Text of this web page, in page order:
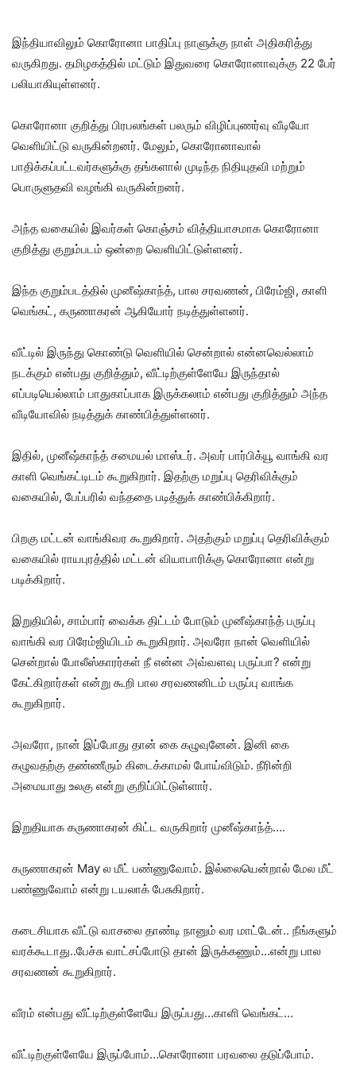
இந்தியாவிலும் கொரோனா பாதிப்பு நாளுக்கு நாள் அதிகரித்து
வருகிறது. தமிழகத்தில் மட்டும் இதுவரை கொரோனாவுக்கு 22 பேர்
பலியாகியுள்ளனர்.
கொரோனா குறித்து பிரபலங்கள் பலரும் விழிப்புணர்வு வீடியோ
வெளியிட்டு வருகின்றனர். மேலும், கொரோனாவால்
பாதிக்கப்பட்டவர்களுக்கு தங்களால் முடிந்த நிதியுதவி மற்றும்
பொருளுதவி வழங்கி வருகின்றனர்.
அந்த வகையில் இவர்கள் கொஞ்சம் வித்தியாசமாக கொரோனா
குறித்து குறும்படம் ஒன்றை வெளியிட்டுள்ளனர்.
இந்த குறும்படத்தில் முனீஷ்காந்த், பால சரவணன், பிரேம்ஜி, காளி
வெங்கட், கருணாகரன் ஆகியோர் நடித்துள்ளனர்.
வீட்டில் இருந்து கொண்டு வெளியில் சென்றால் என்னவெல்லாம்
நடக்கும் என்பது குறித்தும், வீட்டிற்குள்ளேயே இருந்தால்
எப்படியெல்லாம் பாதுகாப்பாக இருக்கலாம் என்பது குறித்தும் அந்த
வீடியோவில் நடித்துக் காண்பித்துள்ளனர்.
இதில், முனீஷ்காந்த் சமையல் மாஸ்டர். அவர் பார்பிக்யூ வாங்கி வர
காளி வெங்கட்டிடம் கூறுகிறார். இதற்கு மறுப்பு தெரிவிக்கும்
வகையில், பேப்பரில் வந்ததை படித்துக் காண்பிக்கிறார்.
பிறகு மட்டன் வாங்கிவர கூறுகிறார். அதற்கும் மறுப்பு தெரிவிக்கும்
வகையில் ராயபுரத்தில் மட்டன் வியாபாரிக்கு கொரோனா என்று
படிக்கிறார்.
இறுதியில், சாம்பார் வைக்க திட்டம் போடும் முனீஷ்காந்த் பருப்பு
வாங்கி வர பிரேம்ஜியிடம் கூறுகிறார். அவரோ நான் வெளியில்
சென்றால் போலீஸ்காரர்கள் நீ என்ன அவ்வளவு பருப்பா? என்று
கேட்கிறார்கள் என்று கூறி பால சரவணனிடம் பருப்பு வாங்க
கூறுகிறார்.
அவரோ, நான் இப்போது தான் கை கழுவுனேன். இனி கை
கழுவதற்கு தண்ணீரும் கிடைக்காமல் போய்விடும். நீரின்றி
அமையாது உலகு என்று குறிப்பிட்டுள்ளார்.
இறுதியாக கருணாகரன் கிட்ட வருகிறார் முனீஷ்காந்த்….
கருணாகரன் May ல மீட் பண்ணுவோம். இல்லையென்றால் மேல மீட்
பண்ணுவோம் என்று டயலாக் பேசுகிறார்.
கடைசியாக வீட்டு வாசலை தாண்டி நானும் வர மாட்டேன்.. நீங்களும்
வரக்கூடாது..பேச்சு வாட்சப்போடு தான் இருக்கணும்…என்று பால
சரவணன் கூறுகிறார்.
வீரம் என்பது வீட்டிற்குள்ளேயே இருப்பது…காளி வெங்கட்…
வீட்டிற்குள்ளேயே இருப்போம்…கொரோனா பரவலை தடுப்போம்.